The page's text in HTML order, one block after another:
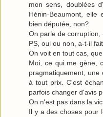
mon sens, doublées
Hénin-Beaumont,
bien députée, non?
On parle de
PS, oui ou non, a-t-il
On voit en tout cas,
Moi, ce qui me gène,
pragmatiquement,
à tout prix. C'est
parfois changer d'avis
On n'est pas dans la
Il y a des choses pour